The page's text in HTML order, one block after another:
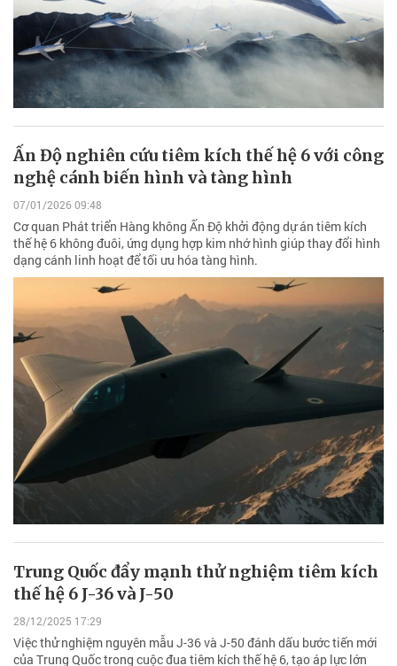
Ấn Độ nghiên cứu tiêm kích thế hệ 6 với công
nghệ cánh biến hình và tàng hình
07/01/2026 09:48
Cơ quan Phát triển Hàng không Ấn Độ khởi động dự án tiêm kích
thế hệ 6 không đuôi, ứng dụng hợp kim nhớ hình giúp thay đổi hình
dạng cánh linh hoạt để tối ưu hóa tàng hình.
Trung Quốc đẩy mạnh thử nghiệm tiêm kích
thế hệ 6 J-36 và J-50
28/12/2025 17:29
Việc thử nghiệm nguyên mẫu J-36 và J-50 đánh dấu bước tiến mới
của Trung Quốc trong cuộc đua tiêm kích thế hệ 6, tạo áp lực lớn